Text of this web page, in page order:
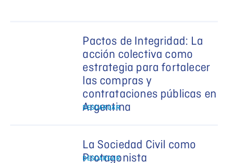
Pactos de Integridad: La
acción colectiva como
estrategia para fortalecer
las compras y
contrataciones públicas en
Argentina
DESCARGAR
La Sociedad Civil como
Protagonista
DESCARGAR